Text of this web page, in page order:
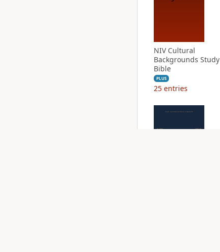
NIV Cultural
Backgrounds Study
Bible
PLUS
25 entries